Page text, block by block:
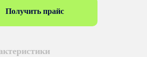
Получить прайс